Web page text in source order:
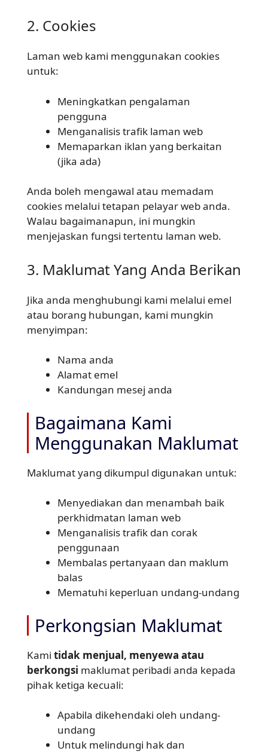
2. Cookies
Laman web kami menggunakan cookies
untuk:
Meningkatkan pengalaman
pengguna
Menganalisis trafik laman web
Memaparkan iklan yang berkaitan
(jika ada)
Anda boleh mengawal atau memadam
cookies melalui tetapan pelayar web anda.
Walau bagaimanapun, ini mungkin
menjejaskan fungsi tertentu laman web.
3. Maklumat Yang Anda Berikan
Jika anda menghubungi kami melalui emel
atau borang hubungan, kami mungkin
menyimpan:
Nama anda
Alamat emel
Kandungan mesej anda
Bagaimana Kami
Menggunakan Maklumat
Maklumat yang dikumpul digunakan untuk:
Menyediakan dan menambah baik
perkhidmatan laman web
Menganalisis trafik dan corak
penggunaan
Membalas pertanyaan dan maklum
balas
Mematuhi keperluan undang-undang
Perkongsian Maklumat
Kami tidak menjual, menyewa atau
berkongsi maklumat peribadi anda kepada
pihak ketiga kecuali:
Apabila dikehendaki oleh undang-
undang
Untuk melindungi hak dan